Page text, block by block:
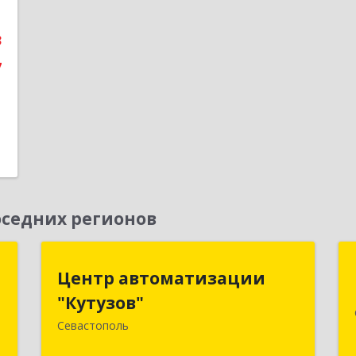
регионов
Центр автоматизации
"Кутузов"
Севастополь
"Кутузов"
299011, Севастополь г, Генерала